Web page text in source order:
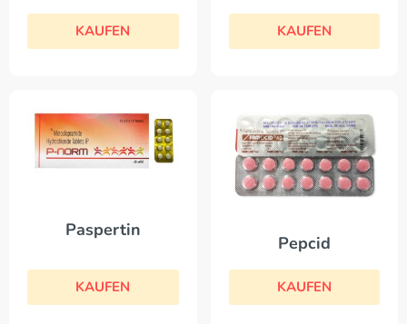
KAUFEN KAUFEN
Paspertin
KAUFEN
Pepcid
KAUFEN